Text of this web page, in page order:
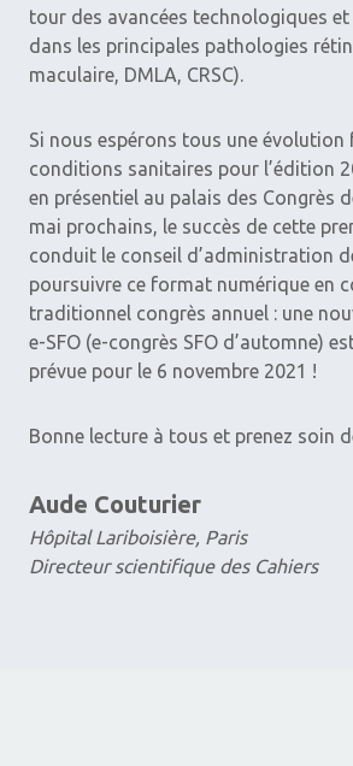
tour des avancées technologiques
dans les principales pathologies
maculaire, DMLA, CRSC).
Si nous espérons tous une évolution
conditions sanitaires pour l’édition
en présentiel au palais des Congrès
mai prochains, le succès de cette
conduit le conseil d’administration
poursuivre ce format ­numérique en
traditionnel congrès annuel : une
e-SFO (e-congrès SFO d’automne)
prévue pour le 6 novembre 2021 !
Bonne lecture à tous et prenez soin
Aude Couturier
Hôpital Lariboisière, Paris
Directeur scientifique des Cahiers